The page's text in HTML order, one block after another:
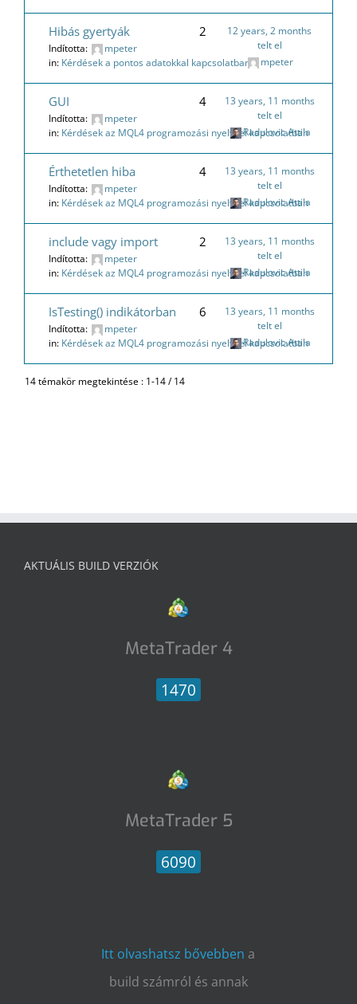
Hibás gyertyák
Indította:
mpeter
in: Kérdések a pontos adatokkal kapcsolatban
2
12 years, 2 months
telt el
mpeter
GUI
Indította:
mpeter
in: Kérdések az MQL4 programozási nyelvvel kapcsolatban
4
13 years, 11 months
telt el
Radulovic Attila
Érthetetlen hiba
Indította:
mpeter
in: Kérdések az MQL4 programozási nyelvvel kapcsolatban
4
13 years, 11 months
telt el
Radulovic Attila
include vagy import
Indította:
mpeter
in: Kérdések az MQL4 programozási nyelvvel kapcsolatban
2
13 years, 11 months
telt el
Radulovic Attila
IsTesting() indikátorban
Indította:
mpeter
in: Kérdések az MQL4 programozási nyelvvel kapcsolatban
6
13 years, 11 months
telt el
Radulovic Attila
14 témakör megtekintése : 1-14 / 14
AKTUÁLIS BUILD VERZIÓK
MetaTrader 4
1470
MetaTrader 5
6090
Itt olvashatsz bővebben a
build számról és annak